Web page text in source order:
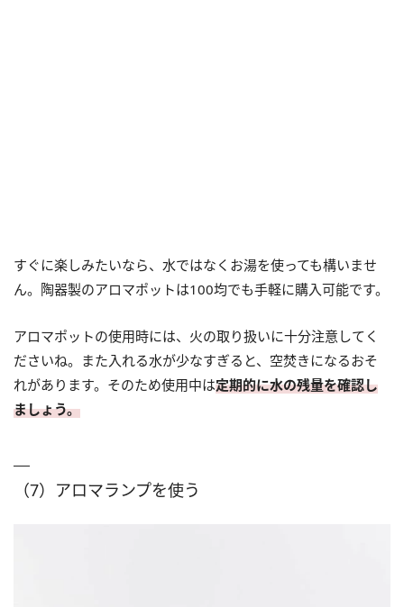
すぐに楽しみたいなら、水ではなくお湯を使っても構いませ
ん。陶器製のアロマポットは100均でも手軽に購入可能です。
アロマポットの使用時には、火の取り扱いに十分注意してく
ださいね。また入れる水が少なすぎると、空焚きになるおそ
れがあります。そのため使用中は定期的に水の残量を確認し
ましょう。
（7）アロマランプを使う